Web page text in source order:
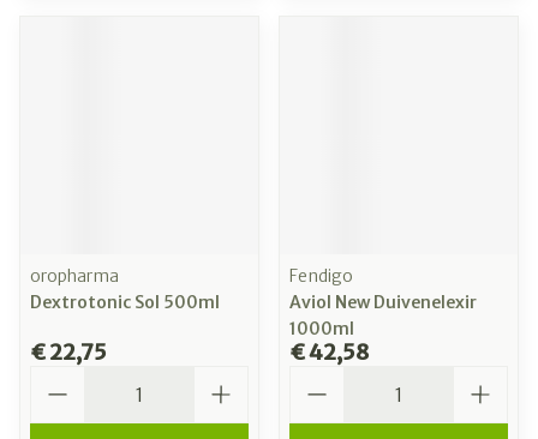
oropharma
Dextrotonic Sol 500ml
€ 22,75
Fendigo
Aviol New Duivenelexir
1000ml
€ 42,58